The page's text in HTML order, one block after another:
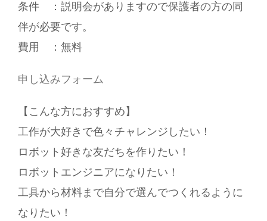
条件 ：説明会がありますので保護者の方の同
伴が必要です。
費用 ：無料
申し込みフォーム
【こんな方におすすめ】
工作が大好きで色々チャレンジしたい！
ロボット好きな友だちを作りたい！
ロボットエンジニアになりたい！
工具から材料まで自分で選んでつくれるように
なりたい！